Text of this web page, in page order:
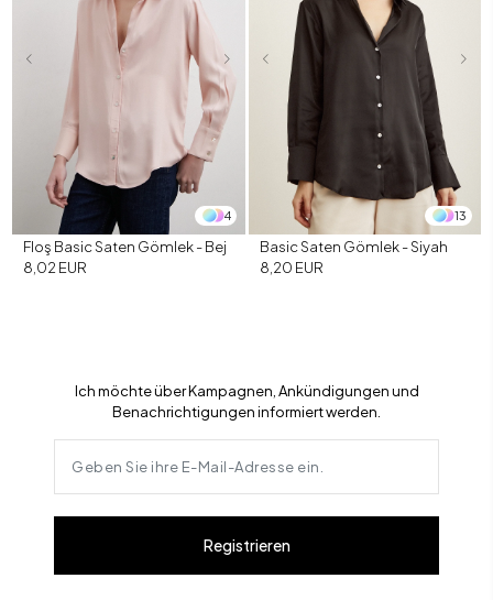
4
Floş Basic Saten Gömlek - Bej
8,02 EUR
13
Basic Saten Gömlek - Siyah
8,20 EUR
Ich möchte über Kampagnen, Ankündigungen und
Benachrichtigungen informiert werden.
Registrieren